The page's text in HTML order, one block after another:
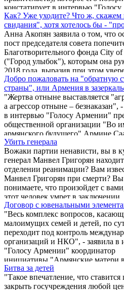
рассказывает о том, какие цели
и по какой схеме действуют в
различные ...
констатирует в интервью "Голосу
Армении" президент
организации "Во имя армянского
Армине Саакян.
Как? Уже уходите? Что ж, скажем
свидания", хотя хотелось бы -
Анна Акопян заявила о том, что
пост председателя совета
Благотворительного фонда City of
("Город улыбок"), которым она
2018 года, выразив при этом
том, что "наши дети в надежных
Напомним, что сам фонд был
2014 году с целью помочь детям,
страдающим онкологическими
заболеваниями.
Добро пожаловать на "обратную
страны", или Армения в
"Жертва отныне выставляется
а агрессор отныне – безнаказан",
в интервью "Голосу Армении"
общественной организации "Во
армянского будущего" Армине
Убить генерала
Вожаки партии ненависти, вы в
генерал Манвел Григорян
отделении реанимации? Вам
Манвел Григорян при смерти?
понимаете, что произойдет с
этот человек умрет в заключении,
предъявления доказательств того,
похитил тушёнку? Вы понимаете,
смонтированный вами
тушенка разобьются о ваши же
Договор с ювенальными
"Весь комплекс вопросов,
малоимущих семей и детей, по
переходит под контроль
организаций и НКО", - заявила в
"Голосу Армении" координатор
инициативы "Армянские матери
семьи" и член ОО "Адеквад"
Саакян.
Битва за детей
"Такое впечатление, что ставится
закрыть госучреждения любой